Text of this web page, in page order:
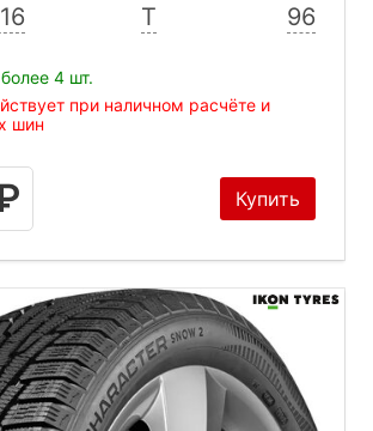
T 96
4 шт.
при наличном расчёте и
шин
Купить